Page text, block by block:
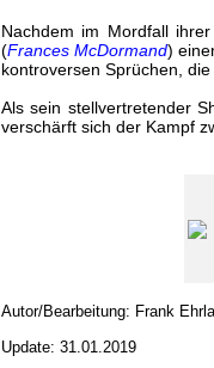
Nachdem im Mordfall
(Frances McDormand)
kontroversen Sprüchen,
Als sein stellvertretender
verschärft sich der Kampf
Autor/Bearbeitung: Frank
Update: 31.01.2019